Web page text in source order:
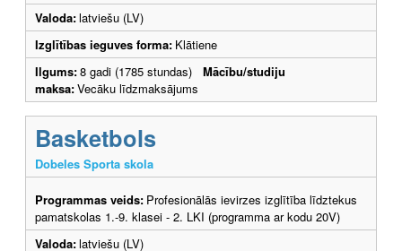
Valoda:latviešu (LV)
Izglītības ieguves forma: Klātiene
Ilgums:8 gadi (1785 stundas) Mācību/studiju
maksa:Vecāku līdzmaksājums
Basketbols
Dobeles Sporta skola
Programmas veids: Profesionālās ievirzes izglītība līdztekus
pamatskolas 1.-9. klasei - 2. LKI (programma ar kodu 20V)
Valoda:latviešu (LV)